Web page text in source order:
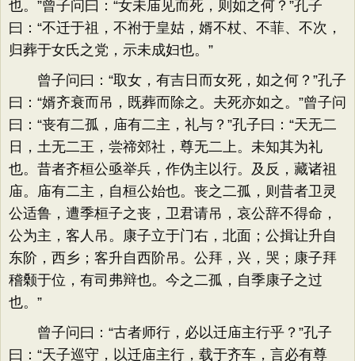
也。”曾子问曰：“女未庙见而死，则如之何？”孔子
曰：“不迁于祖，不祔于皇姑，婿不杖、不菲、不次，
归葬于女氏之党，示未成妇也。”
曾子问曰：“取女，有吉日而女死，如之何？”孔子
曰：“婿齐衰而吊，既葬而除之。夫死亦如之。”曾子问
曰：“丧有二孤，庙有二主，礼与？”孔子曰：“天无二
日，土无二王，尝禘郊社，尊无二上。未知其为礼
也。昔者齐桓公亟举兵，作伪主以行。及反，藏诸祖
庙。庙有二主，自桓公始也。丧之二孤，则昔者卫灵
公适鲁，遭季桓子之丧，卫君请吊，哀公辞不得命，
公为主，客人吊。康子立于门右，北面；公揖让升自
东阶，西乡；客升自西阶吊。公拜，兴，哭；康子拜
稽颡于位，有司弗辩也。今之二孤，自季康子之过
也。”
曾子问曰：“古者师行，必以迁庙主行乎？”孔子
曰：“天子巡守，以迁庙主行，载于齐车，言必有尊